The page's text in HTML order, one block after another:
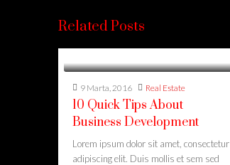
Related Posts
9 Marta, 2016 Real Estate
10 Quick Tips About
Business Development
Lorem ipsum dolor sit amet, consectetur
adipiscing elit. Duis mollis et sem sed